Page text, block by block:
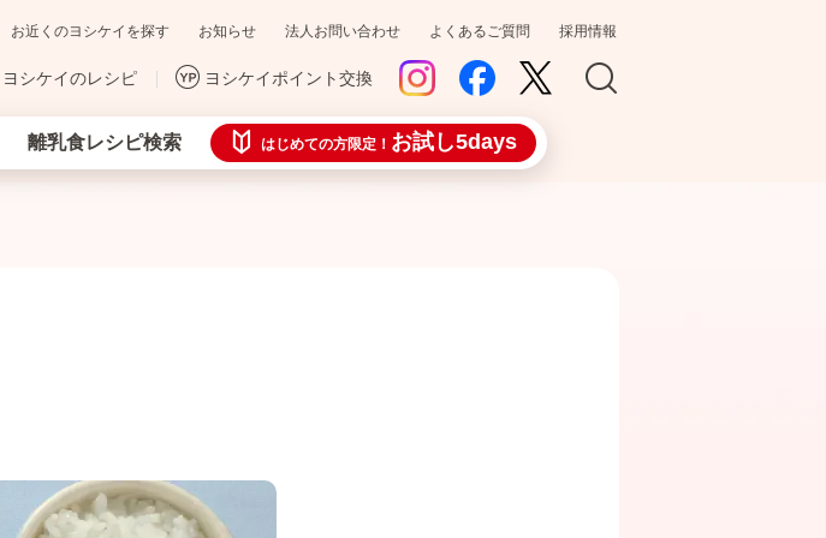
お近くのヨシケイを探す お知らせ 法人お問い合わせ よくあるご質問 採用情報
ヨシケイのレシピ ヨシケイポイント交換
離乳食レシピ検索 はじめての方限定！ お試し5days